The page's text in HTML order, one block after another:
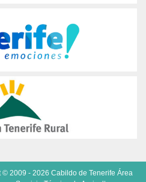
2009 - 2026 Cabildo de Tenerife Área